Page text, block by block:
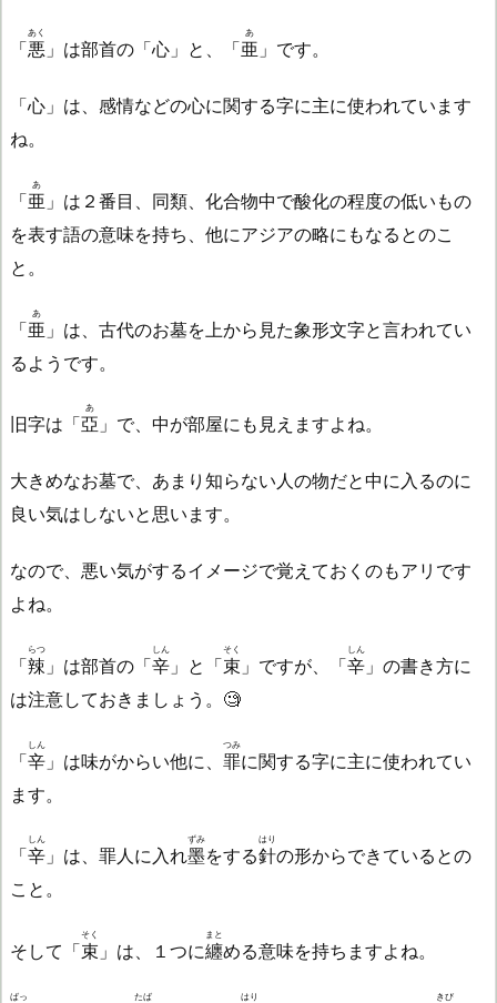
「悪
あく
」は部首の「心」と、「亜
あ
」です。
「心」は、感情などの心に関する字に主に使われています
ね。
「亜
あ
」は２番目、同類、化合物中で酸化の程度の低いもの
を表す語の意味を持ち、他にアジアの略にもなるとのこ
と。
「亜
あ
」は、古代のお墓を上から見た象形文字と言われてい
るようです。
旧字は「亞
あ
」で、中が部屋にも見えますよね。
大きめなお墓で、あまり知らない人の物だと中に入るのに
良い気はしないと思います。
なので、悪い気がするイメージで覚えておくのもアリです
よね。
「辣
らつ
」は部首の「辛
しん
」と「束
そく
」ですが、「辛
しん
」の書き方に
は注意しておきましょう。🧐
「辛
しん
」は味がからい他に、 罪
つみ
に関する字に主に使われてい
ます。
「辛
しん
」は、罪人に入れ墨
ずみ
をする針
はり
の形からできているとの
こと。
そして「束
そく
」は、１つに纏
まと
める意味を持ちますよね。
ばっ たば はり きび